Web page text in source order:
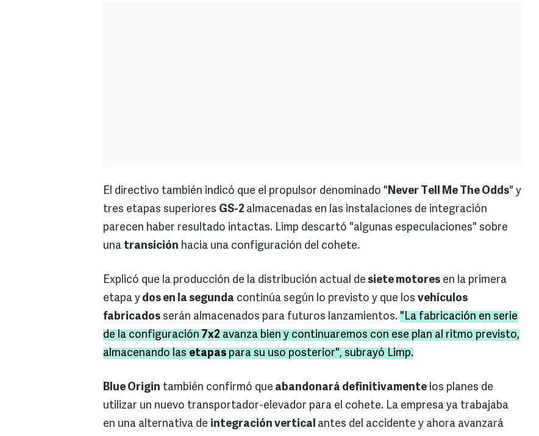
El directivo también indicó que el propulsor denominado "Never Tell Me The Odds" y
tres etapas superiores GS-2 almacenadas en las instalaciones de integración
parecen haber resultado intactas. Limp descartó "algunas especulaciones" sobre
una transición hacia una configuración del cohete.
Explicó que la producción de la distribución actual de siete motores en la primera
etapa y dos en la segunda continúa según lo previsto y que los vehículos
fabricados serán almacenados para futuros lanzamientos. "La fabricación en serie
de la configuración 7x2 avanza bien y continuaremos con ese plan al ritmo previsto,
almacenando las etapas para su uso posterior", subrayó Limp.
Blue Origin también confirmó que abandonará definitivamente los planes de
utilizar un nuevo transportador-elevador para el cohete. La empresa ya trabajaba
en una alternativa de integración vertical antes del accidente y ahora avanzará